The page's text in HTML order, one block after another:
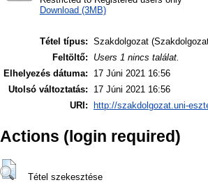
Download (3MB)
Tétel típus: Szakdolgozat
Feltöltő:
Users 1 nincs találat.
Elhelyezés dátuma:
17 Júni 2021 16:56
Utolsó változtatás:
17 Júni 2021 16:56
URI:
http://szakdolgozat.uni-
Actions (login required)
Tétel szekesztése